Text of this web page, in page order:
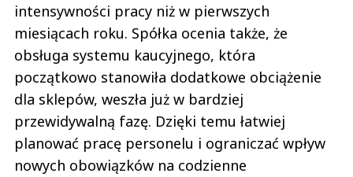
intensywności pracy niż w pierwszych
miesiącach roku. Spółka ocenia także, że
obsługa systemu kaucyjnego, która
początkowo stanowiła dodatkowe obciążenie
dla sklepów, weszła już w bardziej
przewidywalną fazę. Dzięki temu łatwiej
planować pracę personelu i ograniczać wpływ
nowych obowiązków na codzienne